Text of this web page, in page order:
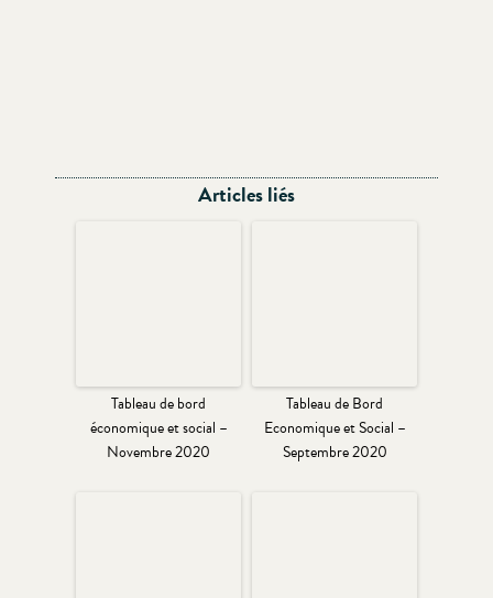
Articles liés
Tableau de bord
économique et social –
Novembre 2020
Tableau de Bord
Economique et Social –
Septembre 2020